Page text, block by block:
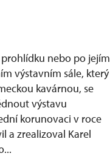
nebo po jejím
výstavním sále, který
kavárnou, se
výstavu
korunovaci v roce
a zrealizoval Karel